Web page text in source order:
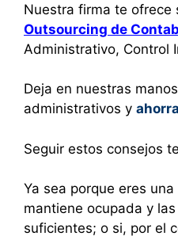
Nuestra firma te ofrece
Outsourcing de
Administrativo, Control
Deja en nuestras
administrativos y
Seguir estos consejos
Ya sea porque eres
mantiene ocupada y
suficientes; o si, por el